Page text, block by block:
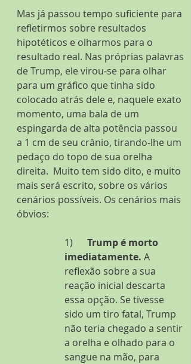
Mas já passou tempo suficiente para
refletirmos sobre resultados
hipotéticos e olharmos para o
resultado real. Nas próprias palavras
de Trump, ele virou-se para olhar
para um gráfico que tinha sido
colocado atrás dele e, naquele exato
momento, uma bala de um
espingarda de alta potência passou
a 1 cm de seu crânio, tirando-lhe um
pedaço do topo de sua orelha
direita.  Muito tem sido dito, e muito
mais será escrito, sobre os vários
cenários possíveis. Os cenários mais
óbvios:
1) Trump é morto
imediatamente. A
reflexão sobre a sua
reação inicial descarta
essa opção. Se tivesse
sido um tiro fatal, Trump
não teria chegado a sentir
a orelha e olhado para o
sangue na mão, para